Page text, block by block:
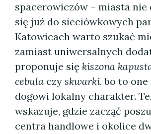
spacerowiczów – miasta nie
się już do sieciówkowych
Katowicach warto szukać
zamiast uniwersalnych
proponuje się kiszona
cebula czy skwarki, bo to
dogowi lokalny charakter.
wskazuje, gdzie zacząć
centra handlowe i okolice